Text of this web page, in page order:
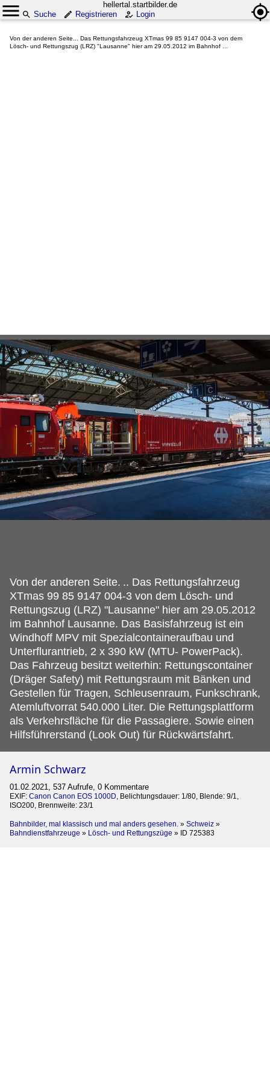
hellertal.startbilder.de
Suche
Registrieren Login
Von der anderen Seite... Das Rettungsfahrzeug XTmas 99 85 9147 004-3 von dem
Lösch- und Rettungszug (LRZ) "Lausanne" hier am 29.05.2012 im Bahnhof ...
Von der anderen Seite. .. Das Rettungsfahrzeug
XTmas 99 85 9147 004-3 von dem Lösch- und
Rettungszug (LRZ) "Lausanne" hier am 29.05.2012
im Bahnhof Lausanne. Das Basisfahrzeug ist ein
Windhoff MPV mit Spezialcontaineraufbau und
Unterflurantrieb, 2 x 390 kW (MTU- PowerPack).
Das Fahrzeug besitzt weiterhin: Rettungscontainer
(Dräger Safety) mit Rettungsraum mit Bänken und
Gestellen für Tragen, Schleusenraum, Funkschrank,
Atemluftvorrat 540.000 Liter. Die Rettungsplattform
als Verkehrsfläche für die Passagiere. Sowie einen
Hilfsführerstand (Look Out) für Rückwärtsfahrt.
Armin Schwarz
01.02.2021, 537 Aufrufe, 0 Kommentare
EXIF: Canon Canon EOS 1000D, Belichtungsdauer: 1/80, Blende: 9/1,
ISO200, Brennweite: 23/1
Bahnbilder, mal klassisch und mal anders gesehen. » Schweiz »
Bahndienstfahrzeuge » Lösch- und Rettungszüge » ID 725383